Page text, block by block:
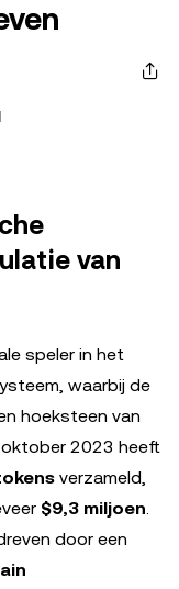
van
speler in het
waarbij de
hoeksteen van
2023 heeft
verzameld,
$9,3 miljoen.
door een